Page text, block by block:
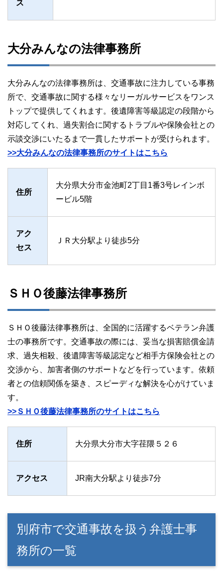
ス
大分みんなの法律事務所
大分みんなの法律事務所は、交通事故に注力している事務
所で、交通事故に関する様々なリーガルサービスをワンス
トップで提供してくれます。後遺障害等級認定の段階から
対応してくれ、過失割合に関するトラブルや保険会社との
示談交渉にいたるまで一貫したサポートが受けられます。
>>大分みんなの法律事務所のサイトはこちら
住所
大分県大分市金池町2丁目1番3号レインボ
ービル5階
アク
セス
ＪＲ大分駅より徒歩5分
ＳＨＯ後藤法律事務所
ＳＨＯ後藤法律事務所は、全国的に活躍するベテラン弁護
士の事務所です。交通事故の際には、妥当な損害賠償金請
求、過失相殺、後遺障害等級認定など相手方保険会社との
交渉から、加害者側のサポートなどを行っています。依頼
者との信頼関係を築き、スピーディな解決を心がけていま
す。
>>ＳＨＯ後藤法律事務所のサイトはこちら
住所 大分県大分市大字荏隈５２６
アクセス JR南大分駅より徒歩7分
別府市で交通事故を扱う弁護士事
務所の一覧